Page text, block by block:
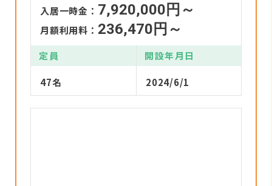
入居一時金： 7,920,000円～
月額利用料： 236,470円～
定員 開設年月日
47名 2024/6/1